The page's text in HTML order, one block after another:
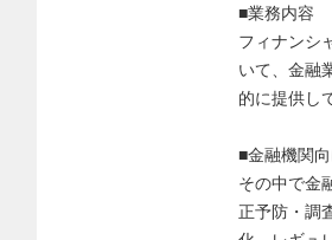
■業務内容
フィナンシ
いて、金融
的に提供し
■金融機関
その中で金
正予防・調